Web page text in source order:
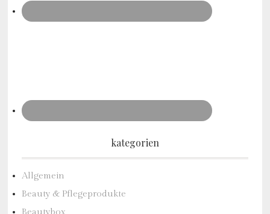
kategorien
Allgemein
Beauty & Pflegeprodukte
Beautybox